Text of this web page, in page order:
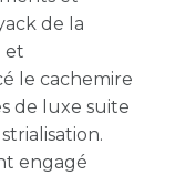
de la
et
le cachemire
de luxe suite
engagé